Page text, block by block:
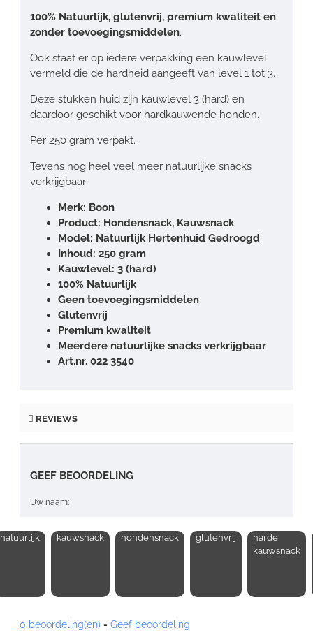
100% Natuurlijk, glutenvrij, premium kwaliteit en
zonder toevoegingsmiddelen.
Ook staat er op iedere verpakking een kauwlevel
vermeld die de hardheid aangeeft van level 1 tot 3.
Deze stukken huid zijn kauwlevel 3 (hard) en
daardoor geschikt voor hardkauwende honden.
Per 250 gram verpakt.
Tevens nog heel veel meer natuurlijke snacks
verkrijgbaar
Merk: Boon
Product: Hondensnack, Kauwsnack
Model: Natuurlijk Hertenhuid Gedroogd
Inhoud: 250 gram
Kauwlevel: 3 (hard)
100% Natuurlijk
Geen toevoegingsmiddelen
Glutenvrij
Premium kwaliteit
Meerdere natuurlijke snacks verkrijgbaar
Art.nr. 022 3540
REVIEWS
GEEF BEOORDELING
Uw naam:
Opmerking:
natuurlijk kauwsnack hondensnack glutenvrij
harde
kauwsnack
0 beoordeling(en) - Geef beoordeling